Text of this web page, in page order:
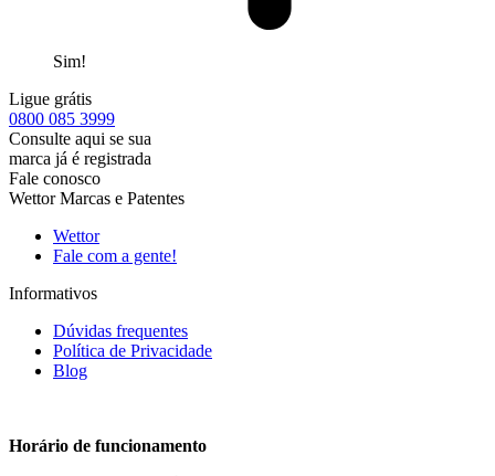
Sim!
Ligue grátis
0800 085 3999
Consulte aqui se sua
marca já é registrada
Fale conosco
Wettor Marcas e Patentes
Wettor
Fale com a gente!
Informativos
Dúvidas frequentes
Política de Privacidade
Blog
Horário de funcionamento